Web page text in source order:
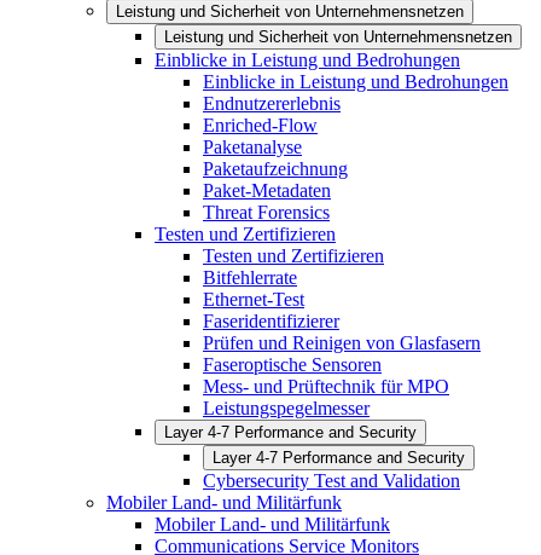
Leistung und Sicherheit von Unternehmensnetzen
Leistung und Sicherheit von Unternehmensnetzen
Einblicke in Leistung und Bedrohungen
Einblicke in Leistung und Bedrohungen
Endnutzererlebnis
Enriched-Flow
Paketanalyse
Paketaufzeichnung
Paket-Metadaten
Threat Forensics
Testen und Zertifizieren
Testen und Zertifizieren
Bitfehlerrate
Ethernet-Test
Faseridentifizierer
Prüfen und Reinigen von Glasfasern
Faseroptische Sensoren
Mess- und Prüftechnik für MPO
Leistungspegelmesser
Layer 4-7 Performance and Security
Layer 4-7 Performance and Security
Cybersecurity Test and Validation
Mobiler Land- und Militärfunk
Mobiler Land- und Militärfunk
Communications Service Monitors